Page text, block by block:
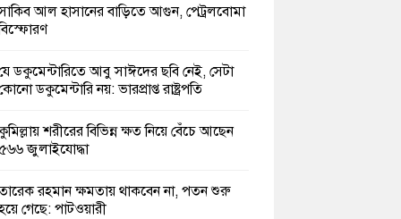
আল হাসানের বাড়িতে আগুন, পেট্রলবোমা
ডকুমেন্টারিতে আবু সাঈদের ছবি নেই, সেটা
ডকুমেন্টারি নয়: ভারপ্রাপ্ত রাষ্ট্রপতি
শরীরের বিভিন্ন ক্ষত নিয়ে বেঁচে আছেন
জুলাইযোদ্ধা
রহমান ক্ষমতায় থাকবেন না, পতন শুরু
গেছে: পাটওয়ারী